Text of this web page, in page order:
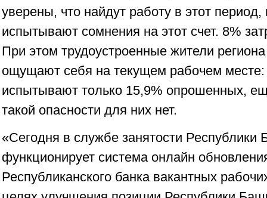
уверены, что найдут работу в этот период,
испытывают сомнения на этот счет. 8%
При этом трудоустроенные жители
ощущают себя на текущем рабочем месте:
испытывают только 15,9% опрошенных,
такой опасности для них нет.
«Сегодня в службе занятости Республики
функционирует система онлайн
Республиканского банка вакантных